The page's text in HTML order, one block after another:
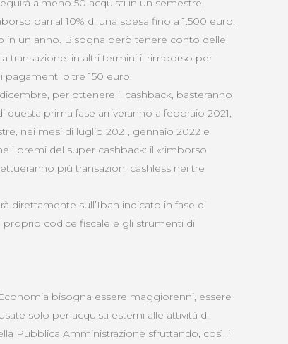
almeno 50 acquisti in un semestre,
pari al 10% di una spesa fino a 1.500 euro.
in un anno. Bisogna però tenere conto delle
transazione: in altri termini il rimborso per
pagamenti oltre 150 euro.
per ottenere il cashback, basteranno
prima fase arriveranno a febbraio 2021,
nei mesi di luglio 2021, gennaio 2022 e
i premi del super cashback: il «rimborso
più transazioni cashless nei tre
direttamente sull’Iban indicato in fase di
proprio codice fiscale e gli strumenti di
bisogna essere maggiorenni, essere
solo per acquisti esterni alle attività di
Pubblica Amministrazione sfruttando, così, i